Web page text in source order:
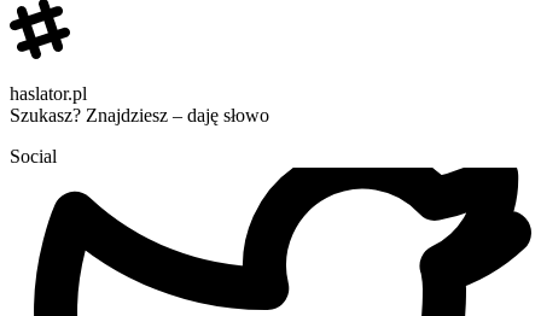
haslator.pl
Szukasz? Znajdziesz – daję słowo
Social